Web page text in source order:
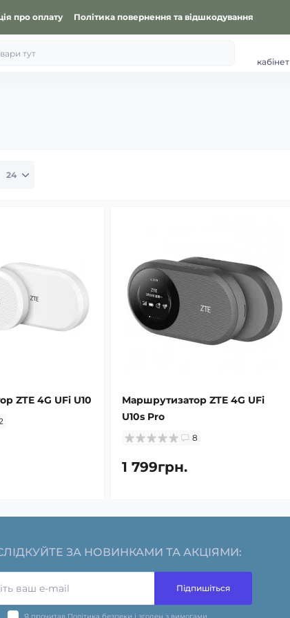
про оплату Політика повернення та відшкодування
кабінет
ZTE 4G UFi U10
Маршрутизатор ZTE 4G UFi
U10s Pro
8
1 799грн.
ЗА НОВИНКАМИ ТА АКЦІЯМИ:
Підпишіться
Я прочитав Політика безпеки і згоден з вимогами